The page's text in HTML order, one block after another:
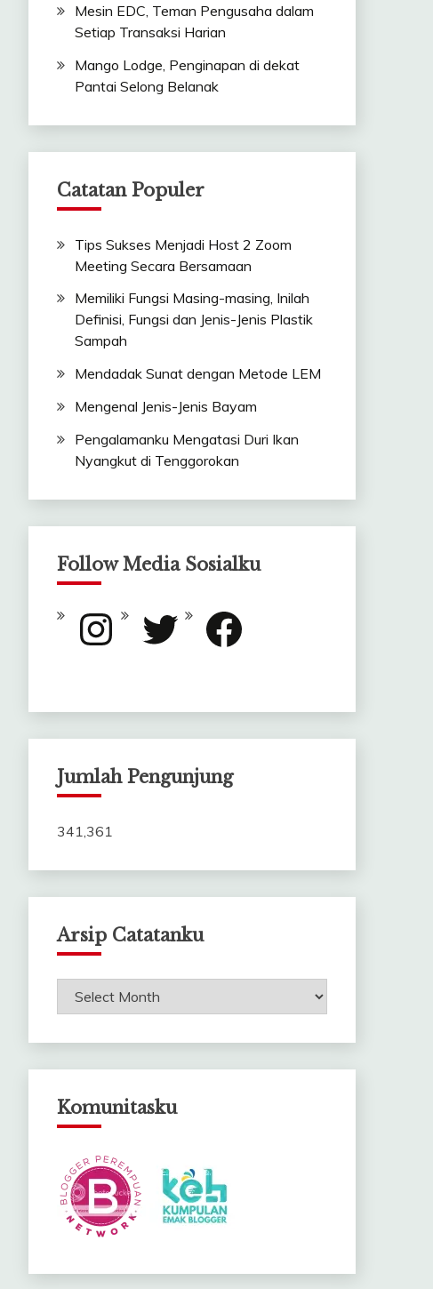
Mesin EDC, Teman Pengusaha dalam
Setiap Transaksi Harian
Mango Lodge, Penginapan di dekat
Pantai Selong Belanak
Catatan Populer
Tips Sukses Menjadi Host 2 Zoom
Meeting Secara Bersamaan
Memiliki Fungsi Masing-masing, Inilah
Definisi, Fungsi dan Jenis-Jenis Plastik
Sampah
Mendadak Sunat dengan Metode LEM
Mengenal Jenis-Jenis Bayam
Pengalamanku Mengatasi Duri Ikan
Nyangkut di Tenggorokan
Follow Media Sosialku
Instagram Twitter Facebook
Jumlah Pengunjung
341,361
Arsip Catatanku
Arsip
Komunitasku